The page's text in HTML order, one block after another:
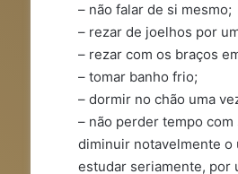
– não falar de si mesmo;
– rezar de joelhos por
– rezar com os braços
– tomar banho frio;
– dormir no chão uma
– não perder tempo
diminuir notavelmente o
estudar seriamente, por